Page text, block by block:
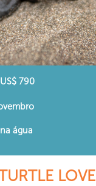
790
água
LOVE